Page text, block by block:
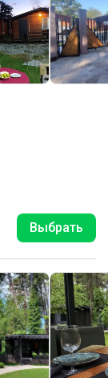
Выбрать